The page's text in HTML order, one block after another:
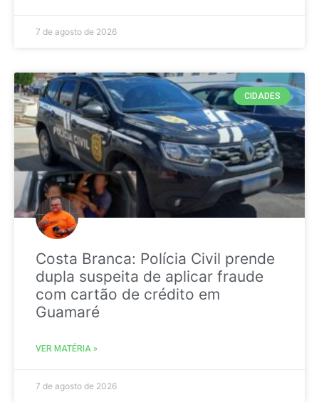
7 de agosto de 2026
CIDADES
Costa Branca: Polícia Civil prende
dupla suspeita de aplicar fraude
com cartão de crédito em
Guamaré
VER MATÉRIA »
7 de agosto de 2026